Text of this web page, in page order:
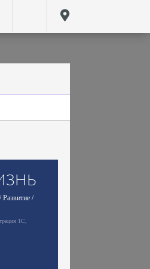
/
1С,